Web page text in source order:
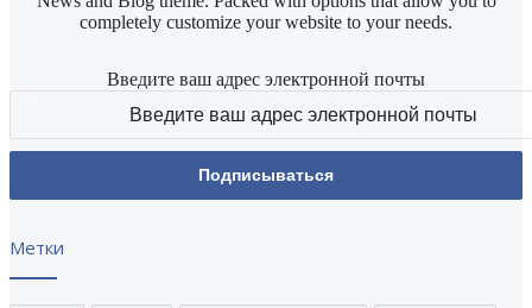
completely customize your website to your needs.
Введите ваш адрес электронной почты
Метки